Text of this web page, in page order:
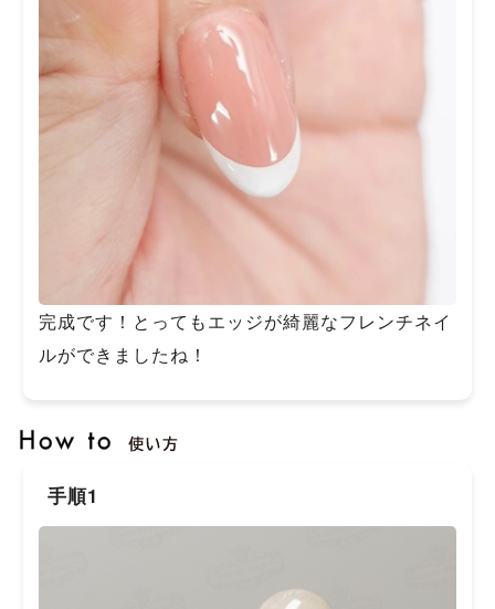
完成です！とってもエッジが綺麗なフレンチネイ
ルができましたね！
手順1